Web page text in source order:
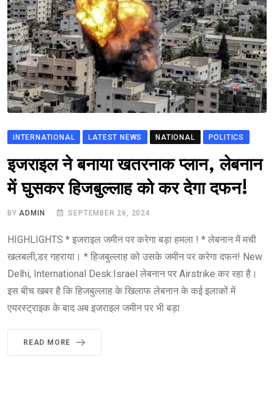
INTERNATIONAL LATEST NEWS NATIONAL POLITICS
इजराइल ने बनाया खतरनाक प्लान, लेबनान
में घुसकर हिजबुल्लाह को कर देगा दफन!
BY ADMIN SEPTEMBER 26, 2024
HIGHLIGHTS * इजराइल जमीन पर करेगा बड़ा हमला ! * लेबनान में मची
खलबली,डर गहराया। * हिजबुल्लाह को उसके जमीन पर करेगा दफन! New
Delhi, International Desk:Israel लेबनान पर Airstrike कर रहा है।
इस बीच खबर है कि हिजबुल्लाह के खिलाफ लेबनान के कई इलाकों में
एयरस्ट्राइक के बाद अब इजराइल जमीन पर भी बड़ा
READ MORE